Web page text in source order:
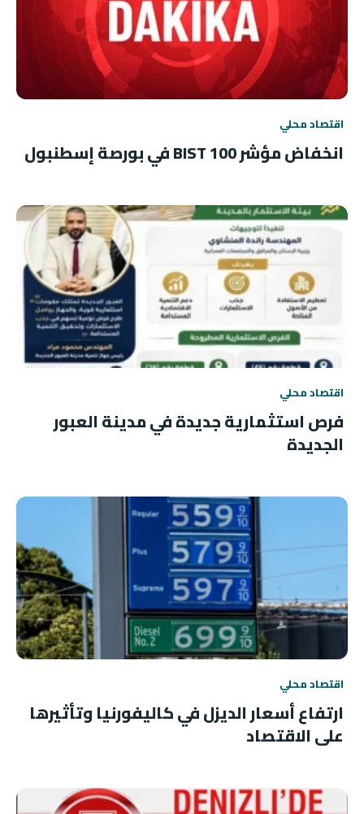
اقتصاد محلي
انخفاض مؤشر BIST 100 في بورصة إسطنبول
اقتصاد محلي
فرص استثمارية جديدة في مدينة العبور
الجديدة
اقتصاد محلي
ارتفاع أسعار الديزل في كاليفورنيا وتأثيرها
على الاقتصاد